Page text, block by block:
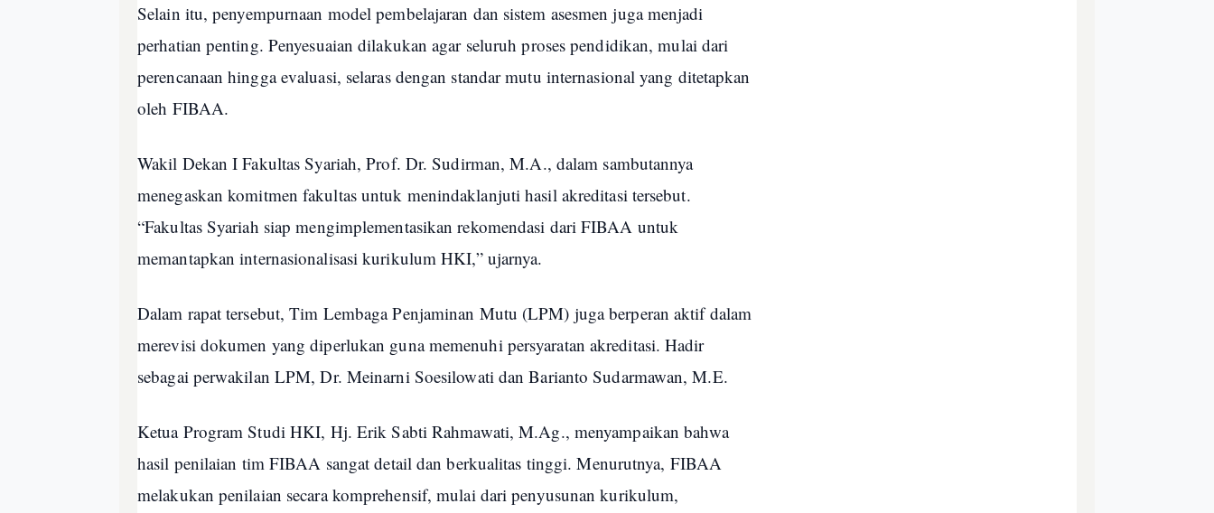
Selain itu, penyempurnaan model pembelajaran dan sistem asesmen juga menjadi
perhatian penting. Penyesuaian dilakukan agar seluruh proses pendidikan, mulai dari
perencanaan hingga evaluasi, selaras dengan standar mutu internasional yang ditetapkan
oleh FIBAA.
Wakil Dekan I Fakultas Syariah, Prof. Dr. Sudirman, M.A., dalam sambutannya
menegaskan komitmen fakultas untuk menindaklanjuti hasil akreditasi tersebut.
“Fakultas Syariah siap mengimplementasikan rekomendasi dari FIBAA untuk
memantapkan internasionalisasi kurikulum HKI,” ujarnya.
Dalam rapat tersebut, Tim Lembaga Penjaminan Mutu (LPM) juga berperan aktif dalam
merevisi dokumen yang diperlukan guna memenuhi persyaratan akreditasi. Hadir
sebagai perwakilan LPM, Dr. Meinarni Soesilowati dan Barianto Sudarmawan, M.E.
Ketua Program Studi HKI, Hj. Erik Sabti Rahmawati, M.Ag., menyampaikan bahwa
hasil penilaian tim FIBAA sangat detail dan berkualitas tinggi. Menurutnya, FIBAA
melakukan penilaian secara komprehensif, mulai dari penyusunan kurikulum,